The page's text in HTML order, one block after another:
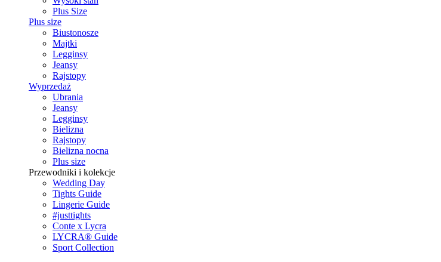
Plus Size
Plus size
Biustonosze
Majtki
Legginsy
Jeansy
Rajstopy
Wyprzedaż
Ubrania
Jeansy
Legginsy
Bielizna
Rajstopy
Bielizna nocna
Plus size
Przewodniki i kolekcje
Wedding Day
Tights Guide
Lingerie Guide
#justtights
Conte x Lycra
LYCRA® Guide
Sport Сollection